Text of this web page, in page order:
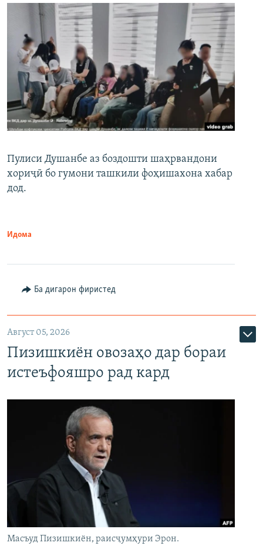
Пулиси Душанбе аз боздошти шаҳрвандони
хориҷӣ бо гумони ташкили фоҳишахона хабар
дод.
Идома
Ба дигарон фиристед
Август 05, 2026
Пизишкиён овозаҳо дар бораи
истеъфояшро рад кард
Масъуд Пизишкиён, раисҷумҳури Эрон.